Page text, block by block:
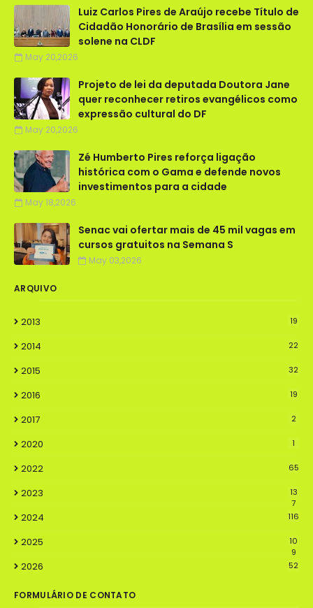
Luiz Carlos Pires de Araújo recebe Título de
Cidadão Honorário de Brasília em sessão
solene na CLDF
May 20,2026
Projeto de lei da deputada Doutora Jane
quer reconhecer retiros evangélicos como
expressão cultural do DF
May 20,2026
Zé Humberto Pires reforça ligação
histórica com o Gama e defende novos
investimentos para a cidade
May 18,2026
Senac vai ofertar mais de 45 mil vagas em
cursos gratuitos na Semana S
May 03,2026
ARQUIVO
2013 19
2014 22
2015 32
2016 19
2017 2
2020 1
2022 65
2023
13
7
2024 116
2025
10
9
2026 52
FORMULÁRIO DE CONTATO